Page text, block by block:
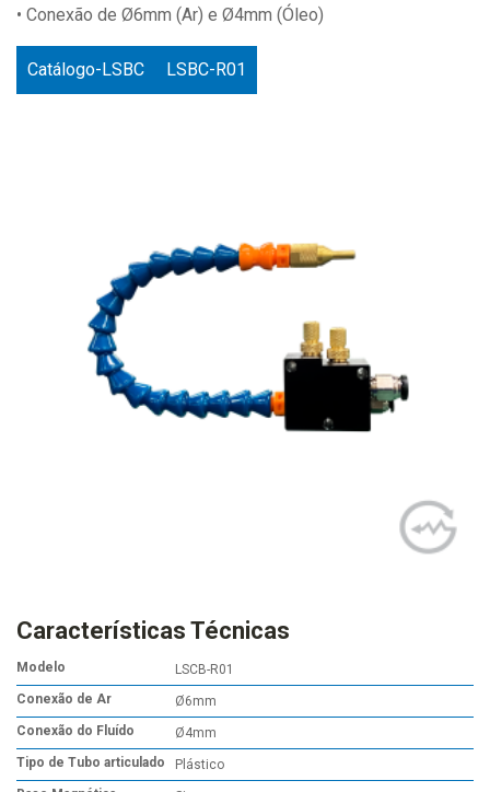
• Conexão de Ø6mm (Ar) e Ø4mm (Óleo)
Catálogo-LSBC LSBC-R01
Características Técnicas
Modelo
LSCB-R01
Conexão de Ar
Ø6mm
Conexão do Fluído
Ø4mm
Tipo de Tubo articulado
Plástico